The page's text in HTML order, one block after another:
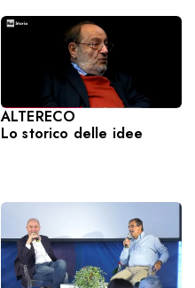
ALTERECO
Lo storico delle idee